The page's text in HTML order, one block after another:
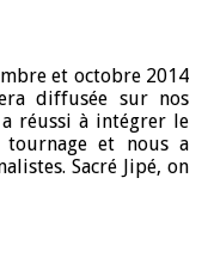
et octobre 2014
diffusée sur nos
a réussi à intégrer le
tournage et nous a
Sacré Jipé, on